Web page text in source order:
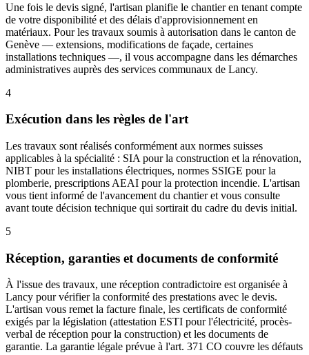
Une fois le devis signé, l'artisan planifie le chantier en tenant compte
de votre disponibilité et des délais d'approvisionnement en
matériaux. Pour les travaux soumis à autorisation dans le canton de
Genève — extensions, modifications de façade, certaines
installations techniques —, il vous accompagne dans les démarches
administratives auprès des services communaux de Lancy.
4
Exécution dans les règles de l'art
Les travaux sont réalisés conformément aux normes suisses
applicables à la spécialité : SIA pour la construction et la rénovation,
NIBT pour les installations électriques, normes SSIGE pour la
plomberie, prescriptions AEAI pour la protection incendie. L'artisan
vous tient informé de l'avancement du chantier et vous consulte
avant toute décision technique qui sortirait du cadre du devis initial.
5
Réception, garanties et documents de conformité
À l'issue des travaux, une réception contradictoire est organisée à
Lancy pour vérifier la conformité des prestations avec le devis.
L'artisan vous remet la facture finale, les certificats de conformité
exigés par la législation (attestation ESTI pour l'électricité, procès-
verbal de réception pour la construction) et les documents de
garantie. La garantie légale prévue à l'art. 371 CO couvre les défauts